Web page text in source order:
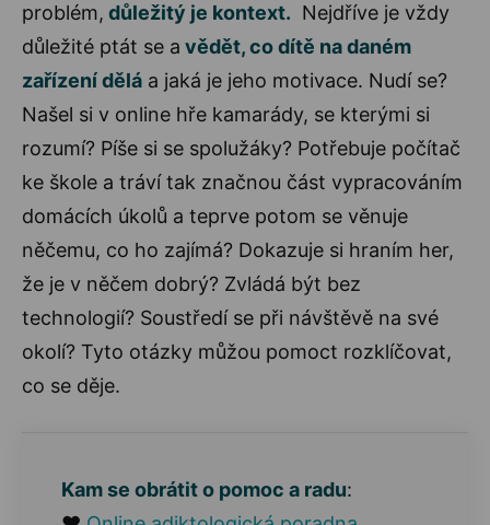
problém, důležitý je kontext. Nejdříve je vždy
důležité ptát se a vědět, co dítě na daném
zařízení dělá a jaká je jeho motivace. Nudí se?
Našel si v online hře kamarády, se kterými si
rozumí? Píše si se spolužáky? Potřebuje počítač
ke škole a tráví tak značnou část vypracováním
domácích úkolů a teprve potom se věnuje
něčemu, co ho zajímá? Dokazuje si hraním her,
že je v něčem dobrý? Zvládá být bez
technologií? Soustředí se při návštěvě na své
okolí? Tyto otázky můžou pomoct rozklíčovat,
co se děje.
Kam se obrátit o pomoc a radu: